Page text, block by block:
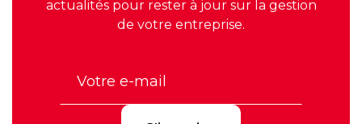
actualités pour rester à jour sur la gestion
de votre entreprise.